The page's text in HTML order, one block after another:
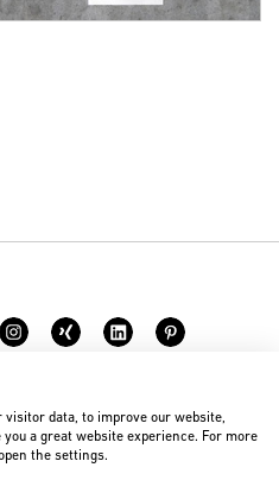
Gruppe GmbH
data, to improve our website,
a great website experience. For more
the settings.